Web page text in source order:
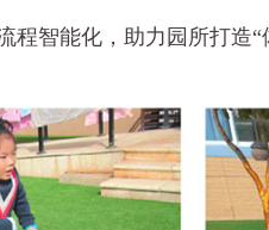
程智能化，助力园所打造“